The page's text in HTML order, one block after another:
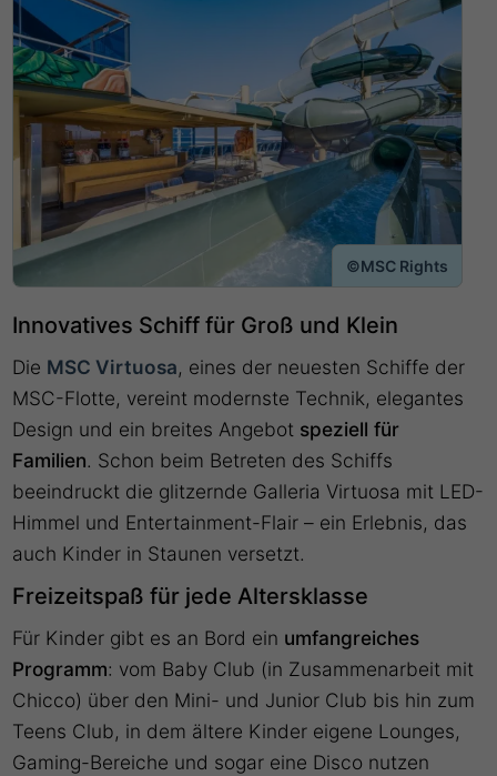
©MSC Rights
Innovatives Schiff für Groß und Klein
Die MSC Virtuosa, eines der neuesten Schiffe der
MSC-Flotte, vereint modernste Technik, elegantes
Design und ein breites Angebot speziell für
Familien. Schon beim Betreten des Schiffs
beeindruckt die glitzernde Galleria Virtuosa mit LED-
Himmel und Entertainment-Flair – ein Erlebnis, das
auch Kinder in Staunen versetzt.
Freizeitspaß für jede Altersklasse
Für Kinder gibt es an Bord ein umfangreiches
Programm: vom Baby Club (in Zusammenarbeit mit
Chicco) über den Mini- und Junior Club bis hin zum
Teens Club, in dem ältere Kinder eigene Lounges,
Gaming-Bereiche und sogar eine Disco nutzen